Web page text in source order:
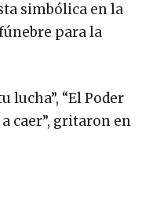
simbólica en la
para la
lucha”, “El Poder
caer”, gritaron en